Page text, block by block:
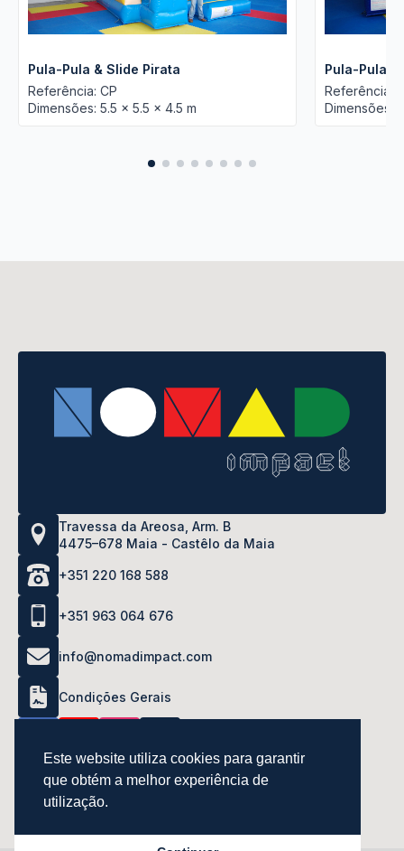
Pula-Pula & Slide Pirata
Referência: CP
Dimensões: 5.5 x 5.5 x 4.5 m
Pula-Pula
Referência:
Dimensões:
Travessa da Areosa, Arm. B
4475–678 Maia - Castêlo da Maia
+351 220 168 588
+351 963 064 676
info@nomadimpact.com
Condições Gerais
Este website utiliza cookies para garantir
que obtém a melhor experiência de
utilização.